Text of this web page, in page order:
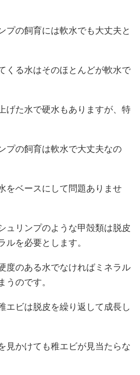
プの飼育には軟水でも大丈夫と
くる水はそのほとんどが軟水で
げた水で硬水もありますが、特
プの飼育は軟水で大丈夫なの
をベースにして問題ありませ
ュリンプのような甲殻類は脱皮
ルを必要とします。
度のある水でなければミネラル
うのです。
エビは脱皮を繰り返して成長し
見かけても稚エビが見当たらな